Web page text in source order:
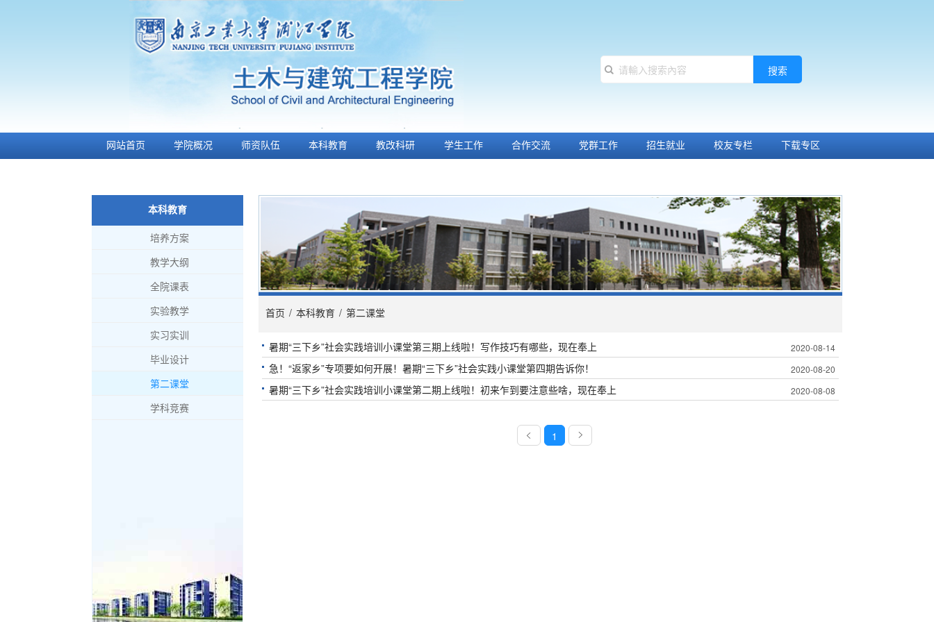
搜索
网站首页 学院概况 师资队伍 本科教育 教改科研 学生工作 合作交流 党群工作 招生就业 校友专栏 下载专区
本科教育
培养方案
教学大纲
全院课表
实验教学
实习实训
毕业设计
第二课堂
学科竞赛
首页 / 本科教育 / 第二课堂
暑期“三下乡”社会实践培训小课堂第三期上线啦！写作技巧有哪些，现在奉上 2020-08-14
急！“返家乡”专项要如何开展！暑期“三下乡”社会实践小课堂第四期告诉你！ 2020-08-20
暑期“三下乡”社会实践培训小课堂第二期上线啦！初来乍到要注意些啥，现在奉上 2020-08-08
1